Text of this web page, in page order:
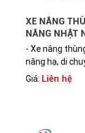
XE NÂNG
NÂNG NHẬT
- Xe nâng
nâng hạ, di
Giá: Liên hệ